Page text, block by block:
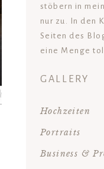
stöbern in
nur zu. In den
Seiten des
eine Menge
GALLERY
Hochzeiten
Portraits
Business &